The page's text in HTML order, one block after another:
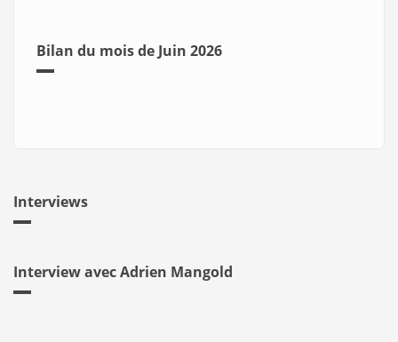
Bilan du mois de Juin 2026
Interviews
Interview avec Adrien Mangold